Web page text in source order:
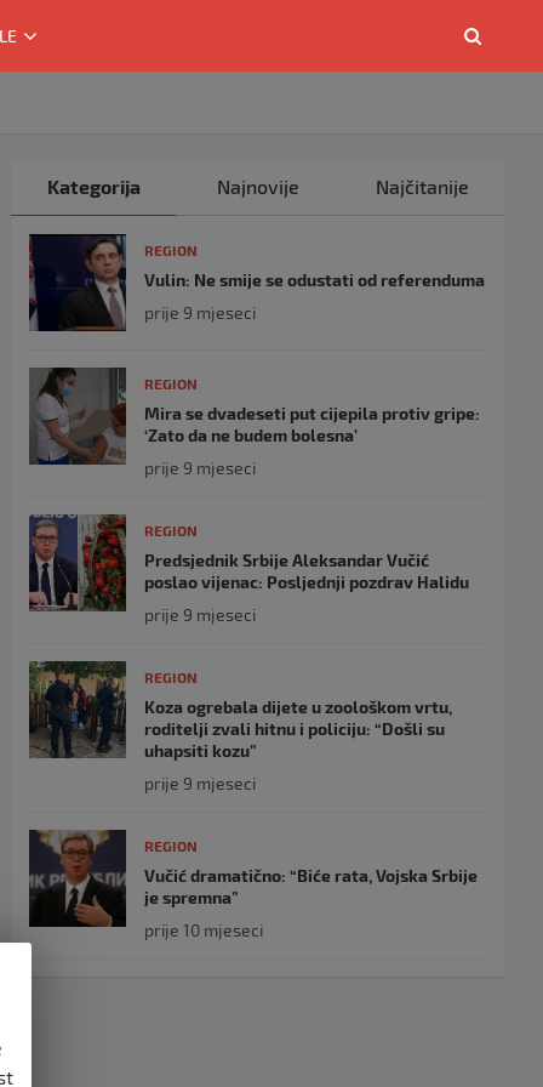
Kategorija Najnovije Najčitanije
REGION
Vulin: Ne smije se odustati od referenduma
prije 9 mjeseci
REGION
Mira se dvadeseti put cijepila protiv gripe:
‘Zato da ne budem bolesna’
prije 9 mjeseci
REGION
Predsjednik Srbije Aleksandar Vučić
poslao vijenac: Posljednji pozdrav Halidu
prije 9 mjeseci
REGION
Koza ogrebala dijete u zoološkom vrtu,
roditelji zvali hitnu i policiju: “Došli su
uhapsiti kozu”
prije 9 mjeseci
REGION
Vučić dramatično: “Biće rata, Vojska Srbije
je spremna”
prije 10 mjeseci